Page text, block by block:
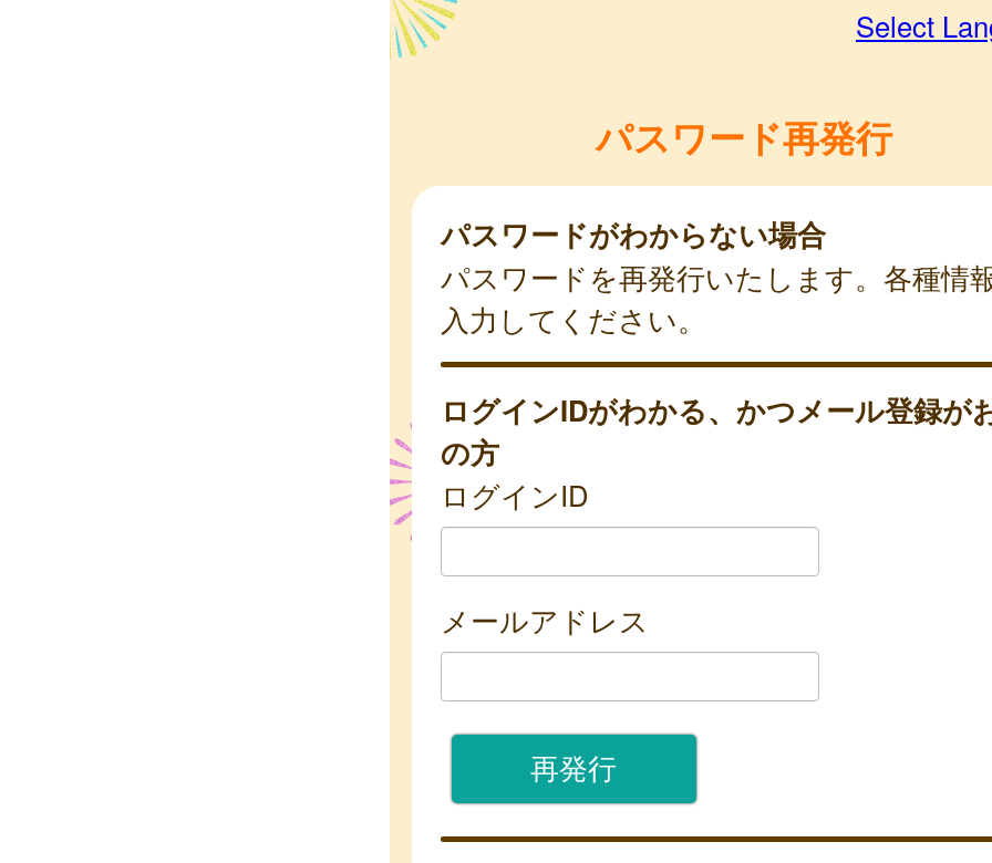
Select
パスワード再発行
パスワードがわからない場合
パスワードを再発行いたします。各種情
入力してください。
ログインIDがわかる、かつメール登録が
の方
ログインID
メールアドレス